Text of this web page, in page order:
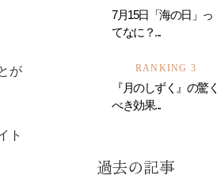
が
ト
7月15日「海の日」っ
てなに？...
RANKING 3
『月のしずく』の驚く
べき効果...
過去の記事